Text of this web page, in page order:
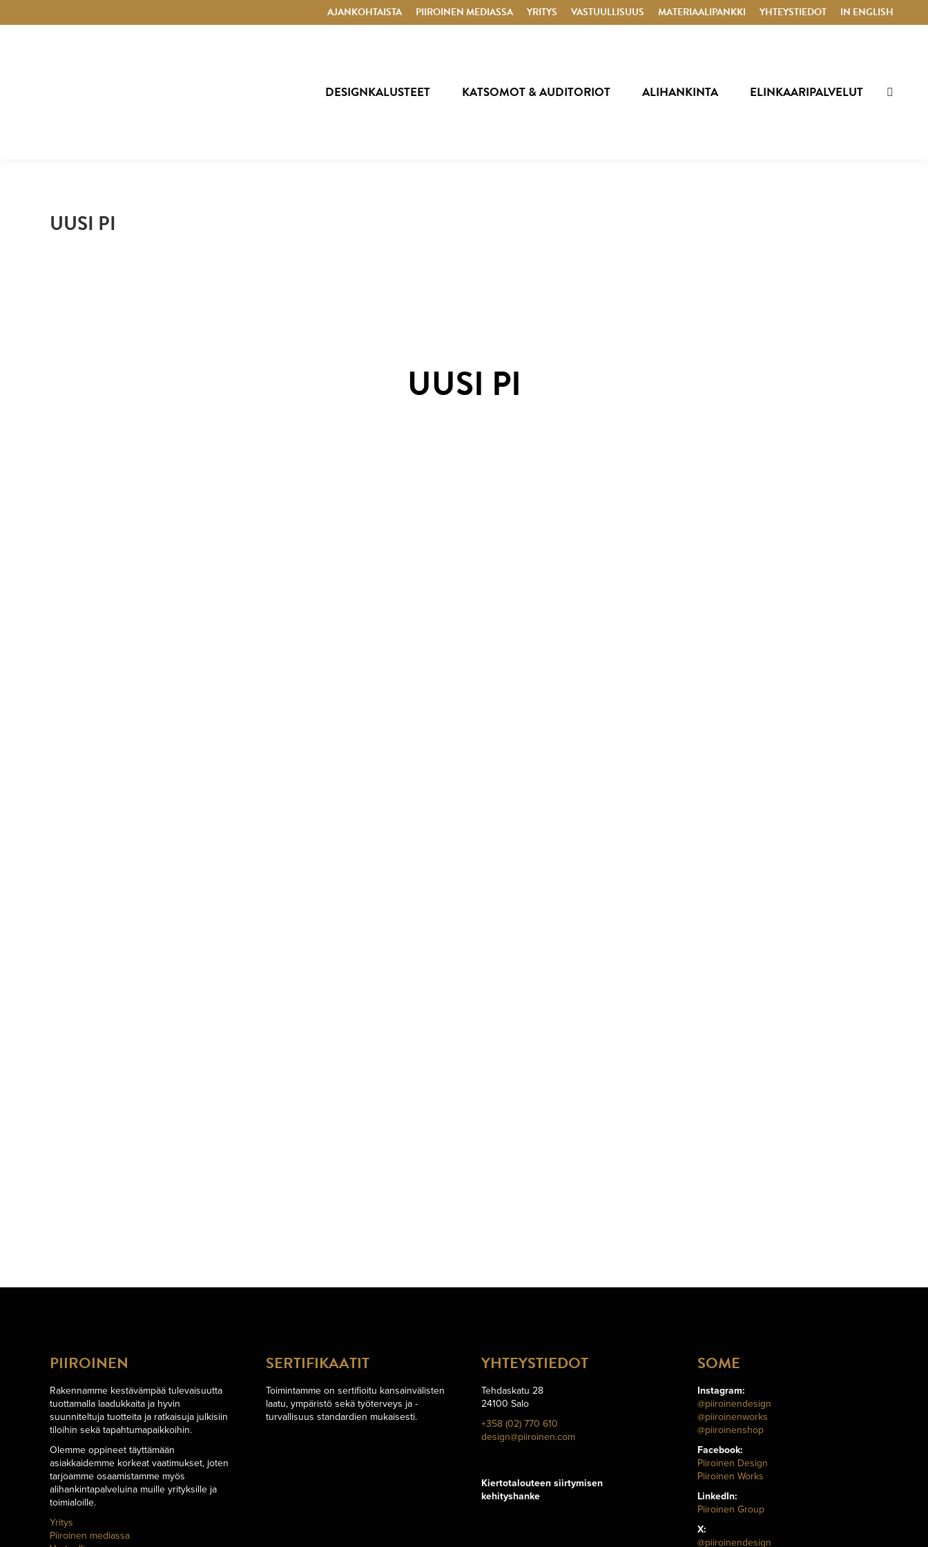
AJANKOHTAISTA PIIROINEN MEDIASSA YRITYS VASTUULLISUUS MATERIAALIPANKKI YHTEYSTIEDOT IN ENGLISH
DESIGNKALUSTEET KATSOMOT & AUDITORIOT ALIHANKINTA ELINKAARIPALVELUT
UUSI PI
UUSI PI
PIIROINEN
Rakennamme kestävämpää tulevaisuutta
tuottamalla laadukkaita ja hyvin
suunniteltuja tuotteita ja ratkaisuja julkisiin
tiloihin sekä tapahtumapaikkoihin.
Olemme oppineet täyttämään
asiakkaidemme korkeat vaatimukset, joten
tarjoamme osaamistamme myös
alihankintapalveluina muille yrityksille ja
toimialoille.
Yritys
Piiroinen mediassa
SERTIFIKAATIT
Toimintamme on sertifioitu kansainvälisten
laatu, ympäristö sekä työterveys ja -
turvallisuus standardien mukaisesti.
YHTEYSTIEDOT
Tehdaskatu 28
24100 Salo
+358 (02) 770 610
design@piiroinen.com
Kiertotalouteen siirtymisen
kehityshanke
SOME
Instagram:
@piiroinendesign
@piiroinenworks
@piiroinenshop
Facebook:
Piiroinen Design
Piiroinen Works
LinkedIn:
Piiroinen Group
X:
@piiroinendesign